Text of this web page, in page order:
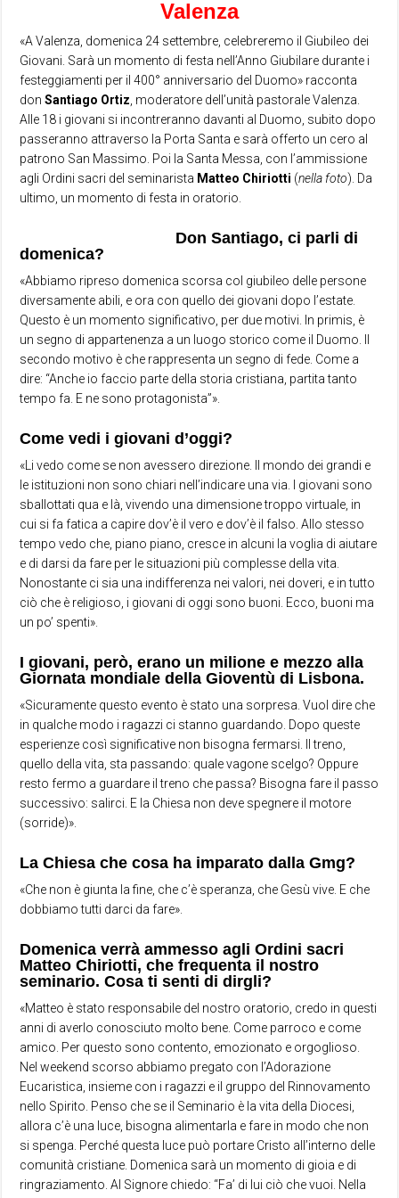
Valenza
«A Valenza, domenica 24 settembre, celebreremo il Giubileo dei
Giovani. Sarà un momento di festa nell’Anno Giubilare durante i
festeggiamenti per il 400° anniversario del Duomo» racconta
donSantiago Ortiz , moderatore dell’unità pastorale Valenza.
Alle 18 i giovani si incontreranno davanti al Duomo, subito dopo
passeranno attraverso la Porta Santa e sarà offerto un cero al
patrono San Massimo. Poi la Santa Messa, con l’ammissione
agli Ordini sacri del seminarista Matteo Chiriotti (nella foto). Da
ultimo, un momento di festa in oratorio.
Don Santiago, ci parli di
domenica?
«Abbiamo ripreso domenica scorsa col giubileo delle persone
diversamente abili, e ora con quello dei giovani dopo l’estate.
Questo è un momento significativo, per due motivi. In primis, è
un segno di appartenenza a un luogo storico come il Duomo. Il
secondo motivo è che rappresenta un segno di fede. Come a
dire: “Anche io faccio parte della storia cristiana, partita tanto
tempo fa. E ne sono protagonista”».
Come vedi i giovani d’oggi?
«Li vedo come se non avessero direzione. Il mondo dei grandi e
le istituzioni non sono chiari nell’indicare una via. I giovani sono
sballottati qua e là, vivendo una dimensione troppo virtuale, in
cui si fa fatica a capire dov’è il vero e dov’è il falso. Allo stesso
tempo vedo che, piano piano, cresce in alcuni la voglia di aiutare
e di darsi da fare per le situazioni più complesse della vita.
Nonostante ci sia una indifferenza nei valori, nei doveri, e in tutto
ciò che è religioso, i giovani di oggi sono buoni. Ecco, buoni ma
un po’ spenti».
I giovani, però, erano un milione e mezzo alla
Giornata mondiale della Gioventù di Lisbona.
«Sicuramente questo evento è stato una sorpresa. Vuol dire che
in qualche modo i ragazzi ci stanno guardando. Dopo queste
esperienze così significative non bisogna fermarsi. Il treno,
quello della vita, sta passando: quale vagone scelgo? Oppure
resto fermo a guardare il treno che passa? Bisogna fare il passo
successivo: salirci. E la Chiesa non deve spegnere il motore
(sorride)».
La Chiesa che cosa ha imparato dalla Gmg?
«Che non è giunta la fine, che c’è speranza, che Gesù vive. E che
dobbiamo tutti darci da fare».
Domenica verrà ammesso agli Ordini sacri
Matteo Chiriotti, che frequenta il nostro
seminario. Cosa ti senti di dirgli?
«Matteo è stato responsabile del nostro oratorio, credo in questi
anni di averlo conosciuto molto bene. Come parroco e come
amico. Per questo sono contento, emozionato e orgoglioso.
Nel weekend scorso abbiamo pregato con l’Adorazione
Eucaristica, insieme con i ragazzi e il gruppo del Rinnovamento
nello Spirito. Penso che se il Seminario è la vita della Diocesi,
allora c’è una luce, bisogna alimentarla e fare in modo che non
si spenga. Perché questa luce può portare Cristo all’interno delle
comunità cristiane. Domenica sarà un momento di gioia e di
ringraziamento. Al Signore chiedo: “Fa’ di lui ciò che vuoi. Nella